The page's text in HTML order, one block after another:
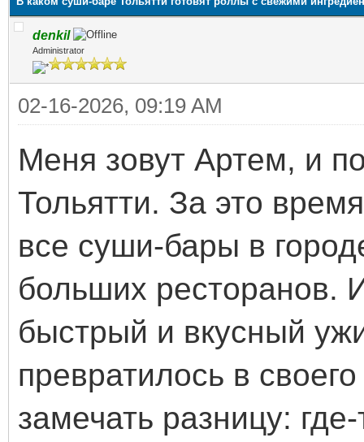
denkil
Administrator
02-16-2026, 09:19 AM
Меня зовут Артем, и
Тольятти. За это
все суши-бары в
больших ресторанов.
быстрый и вкусный
превратилось в
замечать разницу: